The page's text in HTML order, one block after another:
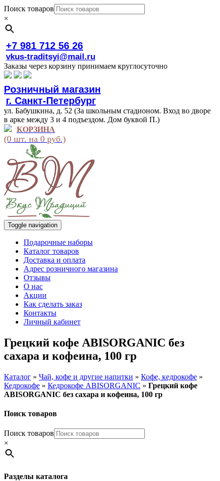
Поиск товаров
×
+7 981 712 56 26
vkus-traditsyi@mail.ru
Заказы через корзину принимаем круглосуточно
Розничный магазин
г. Санкт-Петербург
ул. Бабушкина, д. 52 (За школьным стадионом. Вход во дворе
в арке между 3 и 4 подъездом. Дом буквой П.)
КОРЗИНА
(0 шт. на 0 руб.)
Toggle navigation
Подарочные наборы
Каталог товаров
Доставка и оплата
Адрес розничного магазина
Отзывы
О нас
Акции
Как сделать заказ
Контакты
Личный кабинет
Грецкий кофе ABISORGANIC без
сахара и кофеина, 100 гр
Каталог » Чай, кофе и другие напитки » Кофе, кедрокофе »
Кедрокофе » Кедрокофе ABISORGANIC » Грецкий кофе
ABISORGANIC без сахара и кофеина, 100 гр
Поиск товаров
Поиск товаров
×
Разделы каталога